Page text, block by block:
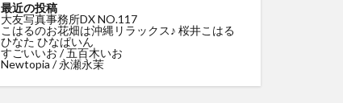
最近の投稿
大友写真事務所DX NO.117
こはるのお花畑は沖縄リラックス♪ 桜井こはる
ひなた ひなぱいん
すごいいお / 五百木いお
Newtopia / 永瀬永茉